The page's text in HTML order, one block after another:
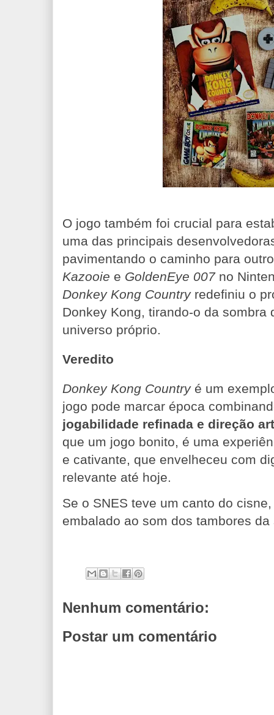
O jogo também foi crucial para
uma das principais
pavimentando o caminho para
Kazooie e GoldenEye 007no
Donkey Kong Countryredefiniu o
Donkey Kong, tirando-o da sombra
universo próprio.
Veredito
Donkey Kong Countryé um
jogo pode marcar época
jogabilidade refinada e direção
que um jogo bonito, é uma
e cativante, que envelheceu com
relevante até hoje.
Se o SNES teve um canto do
embalado ao som dos tambores
Nenhum comentário:
Postar um comentário